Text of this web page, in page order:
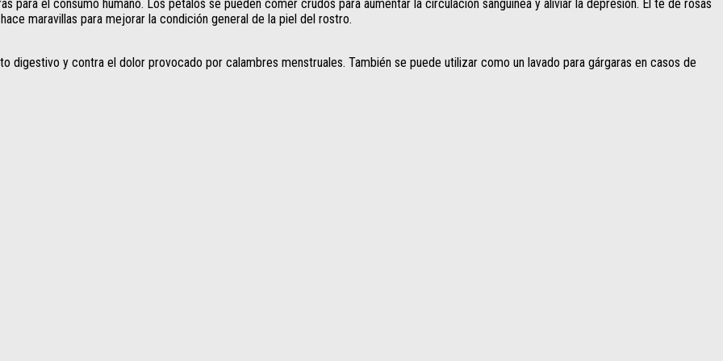
para el consumo humano. Los pétalos se pueden comer crudos para aumentar la circulación sanguínea y aliviar la depresión. El té de rosas
maravillas para mejorar la condición general de la piel del rostro.
digestivo y contra el dolor provocado por calambres menstruales. También se puede utilizar como un lavado para gárgaras en casos de